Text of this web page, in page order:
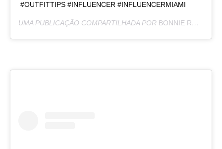
#OUTFITTIPS #INFLUENCER #INFLUENCERMIAMI
UMA PUBLICAÇÃO COMPARTILHADA POR BONNIE RODRÍGUEZ KRZYWICKI